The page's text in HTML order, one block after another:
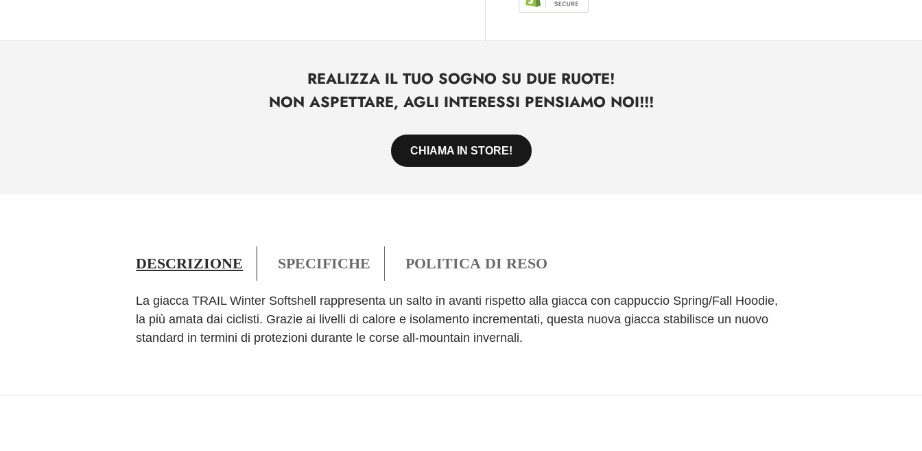
REALIZZA IL TUO SOGNO SU DUE RUOTE!
NON ASPETTARE, AGLI INTERESSI PENSIAMO NOI!!!
CHIAMA IN STORE!
DESCRIZIONE SPECIFICHE POLITICA DI RESO
La giacca TRAIL Winter Softshell rappresenta un salto in avanti rispetto alla giacca con cappuccio Spring/Fall Hoodie,
la più amata dai ciclisti. Grazie ai livelli di calore e isolamento incrementati, questa nuova giacca stabilisce un nuovo
standard in termini di protezioni durante le corse all-mountain invernali.